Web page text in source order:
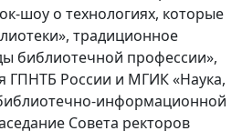
шоу о технологиях, которые
традиционное
библиотечной профессии»,
ГПНТБ России и МГИК «Наука,
информационной
Совета ректоров